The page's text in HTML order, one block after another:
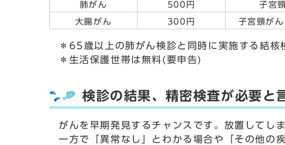
肺がん 500円 子宮
大腸がん 300円 子宮頸が
＊65歳以上の肺がん検診と同時に実施する結核
＊生活保護世帯は無料(要申告)
検診の結果、精密検査が必要と
がんを早期発見するチャンスです。放置してし
一方で「異常なし」とわかる場合や「その他の